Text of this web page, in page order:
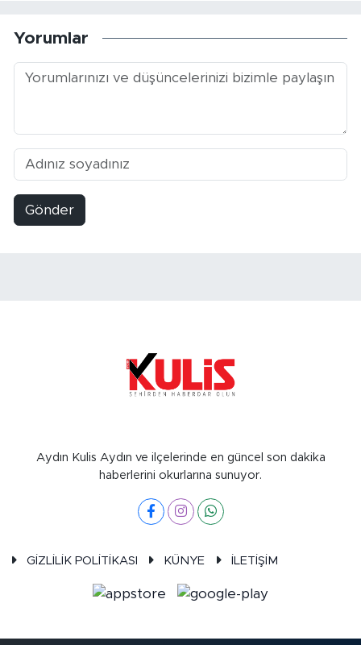
Yorumlar
Gönder
Aydın Kulis Aydın ve ilçelerinde en güncel son dakika
haberlerini okurlarına sunuyor.
GİZLİLİK POLİTİKASI KÜNYE İLETİŞİM